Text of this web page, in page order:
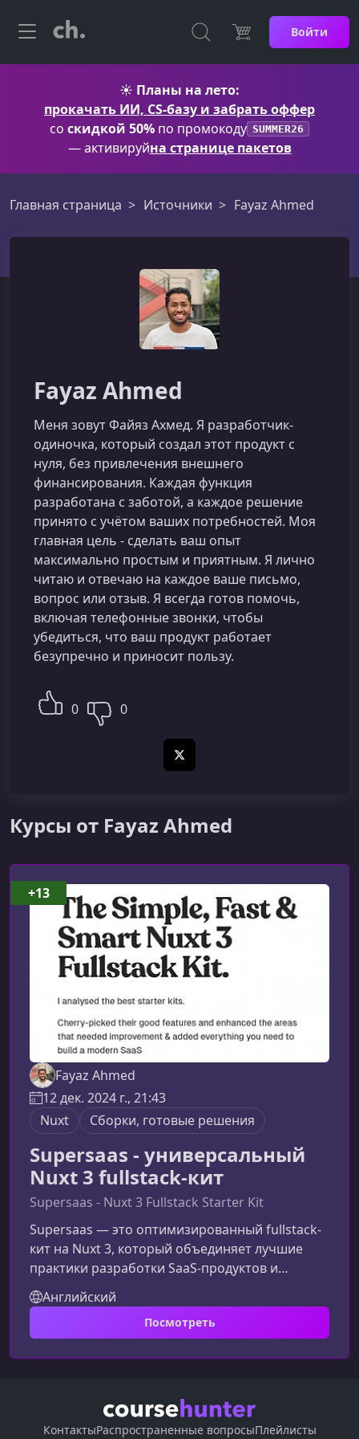
Войти
☀️ Планы на лето:
прокачать ИИ, CS-базу и забрать оффер
со скидкой 50% по промокоду SUMMER26
— активируйна странице пакетов
Главная страница Источники Fayaz Ahmed
Fayaz Ahmed
Меня зовут Файяз Ахмед. Я разработчик-
одиночка, который создал этот продукт с
нуля, без привлечения внешнего
финансирования. Каждая функция
разработана с заботой, а каждое решение
принято с учётом ваших потребностей. Моя
главная цель - сделать ваш опыт
максимально простым и приятным. Я лично
читаю и отвечаю на каждое ваше письмо,
вопрос или отзыв. Я всегда готов помочь,
включая телефонные звонки, чтобы
убедиться, что ваш продукт работает
безупречно и приносит пользу.
0 0
X (Twitter)
Курсы от Fayaz Ahmed
Fayaz Ahmed
12 дек. 2024 г., 21:43
Nuxt
Сборки, готовые решения
Supersaas - универсальный
Nuxt 3 fullstack-кит
Supersaas - Nuxt 3 Fullstack Starter Kit
Supersaas — это оптимизированный fullstack-
кит на Nuxt 3, который объединяет лучшие
практики разработки SaaS‑продуктов и
упрощает создание современного
приложения от аутентификации до платежей и
административных панелей.Что такое
универсальная основа для разработчиков,
старт без необходимости собирать
инфраструктуру с нуля. Supersaas сочетает
Английский
Посмотреть
+13
КонтактыРаспространенные вопросыПлейлисты